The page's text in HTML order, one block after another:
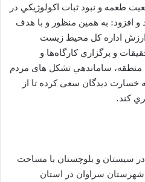
طعمه و نبود ثبات اكولوژيكي در
و افزود: به همین منظور و با هدف
ارزش اداره کل محیط زیست
و برگزاري كارگاه‌ها و
ساماندهي تشکل های مردم
خسارت ديدگان سعی کرده تا از
کند.
سیستان و بلوچستان با مساحت
نزدیکی شهرستان سراوان در استان